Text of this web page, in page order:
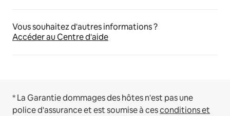
Vous souhaitez d'autres informations ?
Accéder au Centre d'aide
* La Garantie dommages des hôtes n'est pas une
police d'assurance et est soumise à cesconditions et